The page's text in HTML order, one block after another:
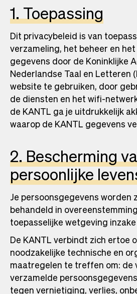
1. Toepassing
Dit privacybeleid is van
verzameling, het beheer en
gegevens door de Koninklijke
Nederlandse Taal en Letteren
website te gebruiken, door
de diensten en het wifi-
de KANTL ga je uitdrukkelijk
waarop de KANTL gegevens
2. Bescherming
persoonlijke
Je persoonsgegevens worden
behandeld in
toepasselijke wetgeving
De KANTL verbindt zich ertoe
noodzakelijke technische en
maatregelen te treffen om: de
verzamelde
tegen vernietiging, verlies,